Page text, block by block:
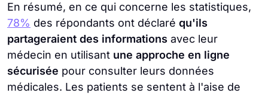
En résumé, en ce qui concerne les statistiques,
78% des répondants ont déclaré qu'ils
partageraient des informations avec leur
médecin en utilisant une approche en ligne
sécurisée pour consulter leurs données
médicales. Les patients se sentent à l'aise de